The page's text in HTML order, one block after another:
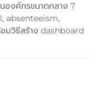
องค์กรขนาดกลาง 7
absenteeism,
วิธีสร้าง dashboard